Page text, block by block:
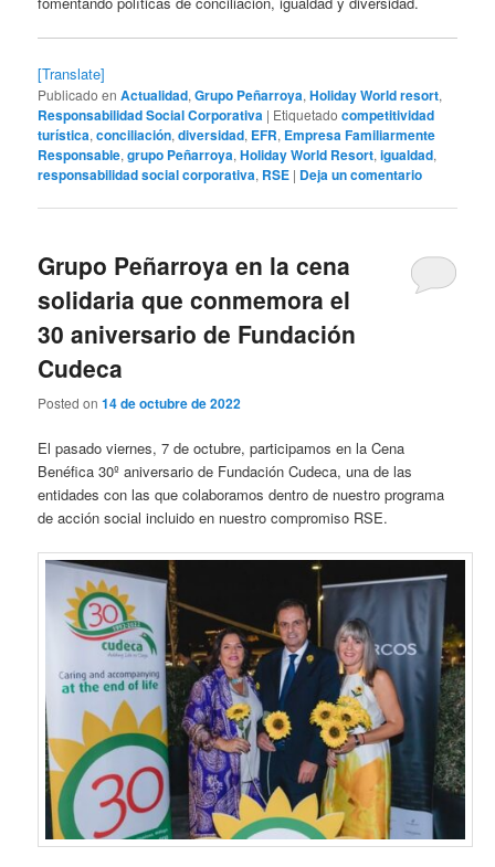
[Translate]
Publicado en Actualidad,Grupo Peñarroya,Holiday World resort,
Responsabilidad Social Corporativa | Etiquetado competitividad
turística,conciliación,diversidad, EFR, Empresa Familiarmente
Responsable,grupo Peñarroya,Holiday World Resort,igualdad,
responsabilidad social corporativa, RSE | Deja un comentario
Grupo Peñarroya en la cena
solidaria que conmemora el
30 aniversario de Fundación
Cudeca
Posted on14 de octubre de 2022
El pasado viernes, 7 de octubre, participamos en la Cena
Benéfica 30º aniversario de Fundación Cudeca, una de las
entidades con las que colaboramos dentro de nuestro programa
de acción social incluido en nuestro compromiso RSE.